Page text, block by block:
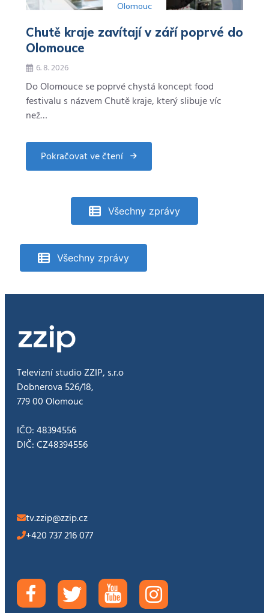
Olomouc
Chutě kraje zavítají v září poprvé do
Olomouce
6. 8. 2026
Do Olomouce se poprvé chystá koncept food
festivalu s názvem Chutě kraje, který slibuje víc
než…
Pokračovat ve čtení
about
Chutě
Všechny zprávy
Všechny zprávy
Televizní studio ZZIP, s.r.o
Dobnerova 526/18,
779 00 Olomouc
IČO: 48394556
DIČ: CZ48394556
tv.zzip@zzip.cz
+420 737 216 077